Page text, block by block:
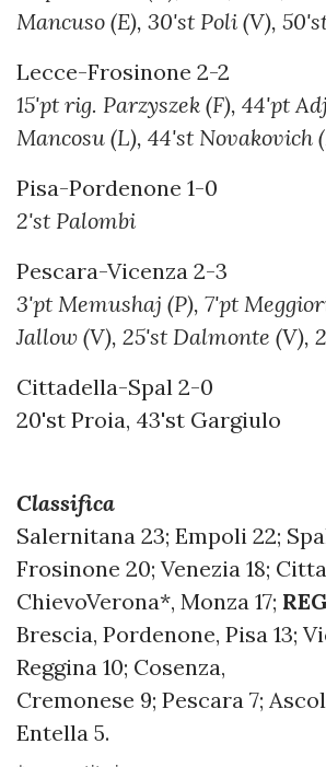
Mancuso (E), 30'st Poli (V),
Lecce-Frosinone 2-2
15'pt rig. Parzyszek (F), 44'pt
Mancosu (L), 44'st Novakovich
Pisa-Pordenone 1-0
2'st Palombi
Pescara-Vicenza 2-3
3'pt Memushaj (P), 7'pt
Jallow (V), 25'st Dalmonte (V),
Cittadella-Spal 2-0
20'st Proia, 43'st Gargiulo
Classifica
Salernitana 23; Empoli 22;
Frosinone 20; Venezia 18;
ChievoVerona*, Monza 17;
Brescia, Pordenone, Pisa 13;
Reggina 10; Cosenza,
Cremonese 9; Pescara 7;
Entella 5.